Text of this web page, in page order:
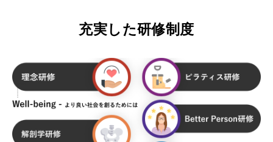
充実した研修制度